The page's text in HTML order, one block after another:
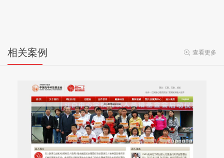
相关案例 查看更多